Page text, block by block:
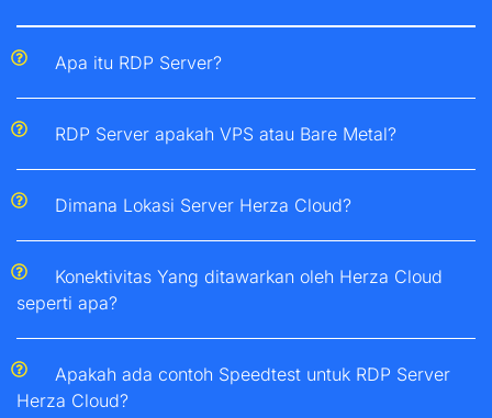
Apa itu RDP Server?
RDP Server apakah VPS atau Bare Metal?
Dimana Lokasi Server Herza Cloud?
Konektivitas Yang ditawarkan oleh Herza Cloud
seperti apa?
Apakah ada contoh Speedtest untuk RDP Server
Herza Cloud?